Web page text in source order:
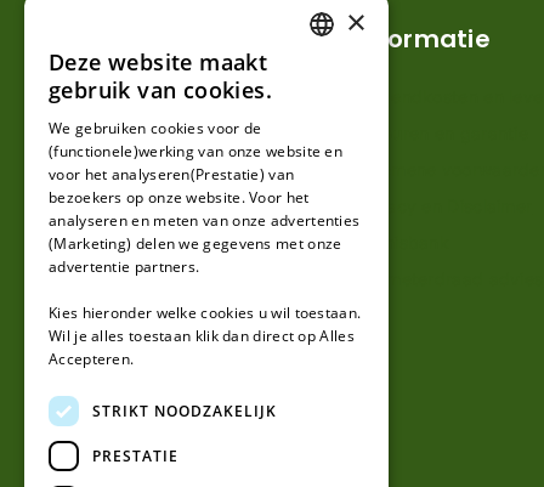
Mijn account
Klantenservice
Contact
Over ons
Informatie
GERMAN
×
Deze website maakt
gebruik van cookies.
We gebruiken cookies voor de
(functionele)werking van onze website en
voor het analyseren(Prestatie) van
bezoekers op onze website. Voor het
analyseren en meten van onze advertenties
(Marketing) delen we gegevens met onze
advertentie partners.
Kies hieronder welke cookies u wil toestaan.
Wil je alles toestaan klik dan direct op Alles
Accepteren.
STRIKT NOODZAKELIJK
PRESTATIE